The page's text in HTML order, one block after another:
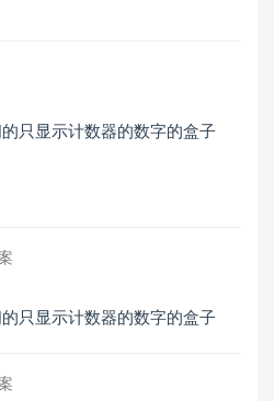
只显示计数器的数字的盒子
只显示计数器的数字的盒子